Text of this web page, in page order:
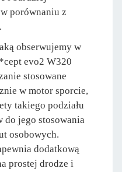
porównaniu z
obserwujemy w
evo2 W320
stosowane
w motor sporcie,
takiego podziału
do jego stosowania
osobowych.
dodatkową
prostej drodze i